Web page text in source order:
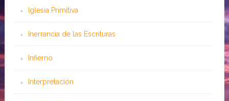
Iglesia Primitiva
Inerrancia de las Escrituras
Infierno
Interpretación